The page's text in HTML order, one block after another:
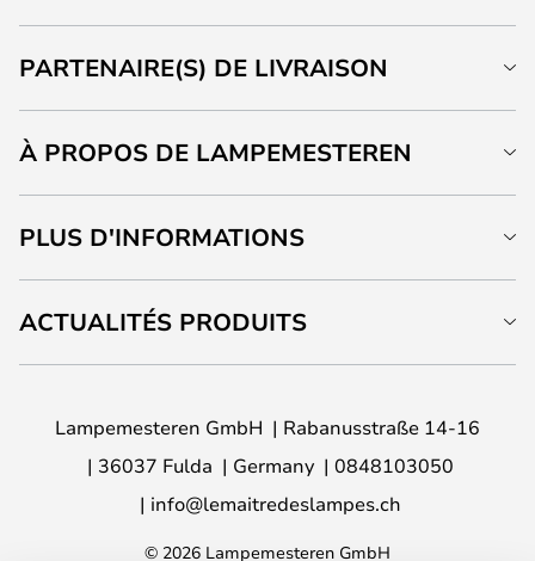
PARTENAIRE(S) DE LIVRAISON
À PROPOS DE LAMPEMESTEREN
PLUS D'INFORMATIONS
ACTUALITÉS PRODUITS
Lampemesteren GmbH
Rabanusstraße 14-16
36037 Fulda
Germany
0848103050
info@lemaitredeslampes.ch
© 2026 Lampemesteren GmbH